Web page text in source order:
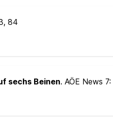
84
sechs Beinen. AÖE News 7: